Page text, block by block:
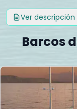
Ver
Barcos